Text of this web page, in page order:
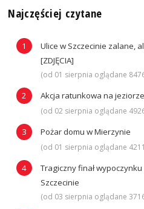
Najczęściej czytane
Ulice w Szczecinie zalane,
[ZDJĘCIA]
(od 01 sierpnia oglądane
Akcja ratunkowa na
(od 02 sierpnia oglądane
Pożar domu w Mierzynie
(od 01 sierpnia oglądane
Tragiczny finał
Szczecinie
(od 03 sierpnia oglądane